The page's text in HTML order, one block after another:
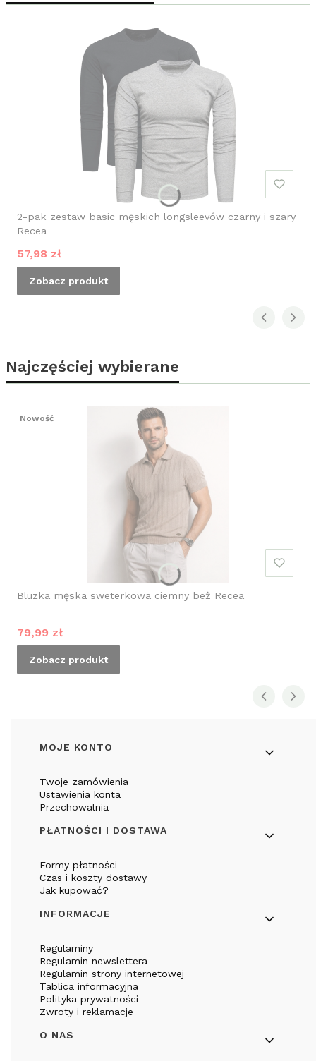
2-pak zestaw basic męskich longsleevów czarny i szary
Recea
Cena promocyjna
57,98 zł
Zobacz produkt
Najczęściej wybierane
Nowość
Bluzka męska sweterkowa ciemny beż Recea
Cena promocyjna
79,99 zł
Zobacz produkt
Linki w stopce
MOJE KONTO
Twoje zamówienia
Ustawienia konta
Przechowalnia
PŁATNOŚCI I DOSTAWA
Formy płatności
Czas i koszty dostawy
Jak kupować?
INFORMACJE
Regulaminy
Regulamin newslettera
Regulamin strony internetowej
Tablica informacyjna
Polityka prywatności
Zwroty i reklamacje
O NAS